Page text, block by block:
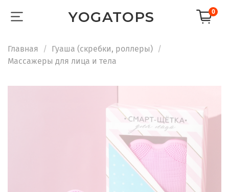
YOGATOPS 0
Главная
Гуаша (скребки, роллеры)
Массажеры для лица и тела